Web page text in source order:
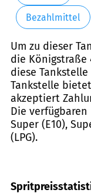
Bezahlmittel
Um zu dieser
die Königstraße
diese
Tankstelle
akzeptiert
Die
Super (E10),
(LPG).